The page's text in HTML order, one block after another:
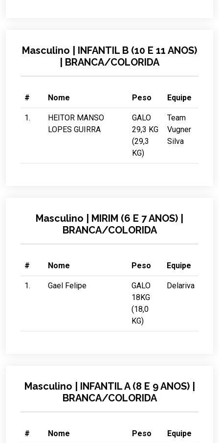
Masculino | INFANTIL B (10 E 11 ANOS)
| BRANCA/COLORIDA
# Nome Peso Equipe
1.
HEITOR MANSO
LOPES GUIRRA
GALO
29,3 KG
(29,3
KG)
Team
Vugner
Silva
Masculino | MIRIM (6 E 7 ANOS) |
BRANCA/COLORIDA
# Nome Peso Equipe
1. Gael Felipe
GALO
18KG
(18,0
KG)
Delariva
Masculino | INFANTIL A (8 E 9 ANOS) |
BRANCA/COLORIDA
# Nome Peso Equipe